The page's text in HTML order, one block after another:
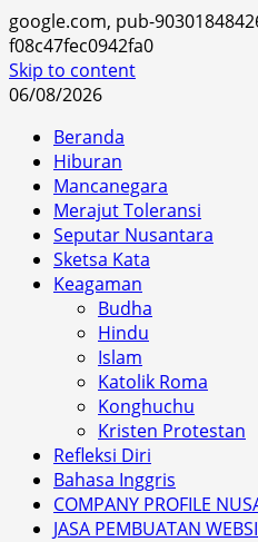
google.com, pub-
f08c47fec0942fa0
Skip to content
06/08/2026
Beranda
Hiburan
Mancanegara
Merajut Toleransi
Seputar Nusantara
Sketsa Kata
Keagaman
Budha
Hindu
Islam
Katolik Roma
Konghuchu
Kristen Protestan
Refleksi Diri
Bahasa Inggris
COMPANY PROFILE
JASA PEMBUATAN